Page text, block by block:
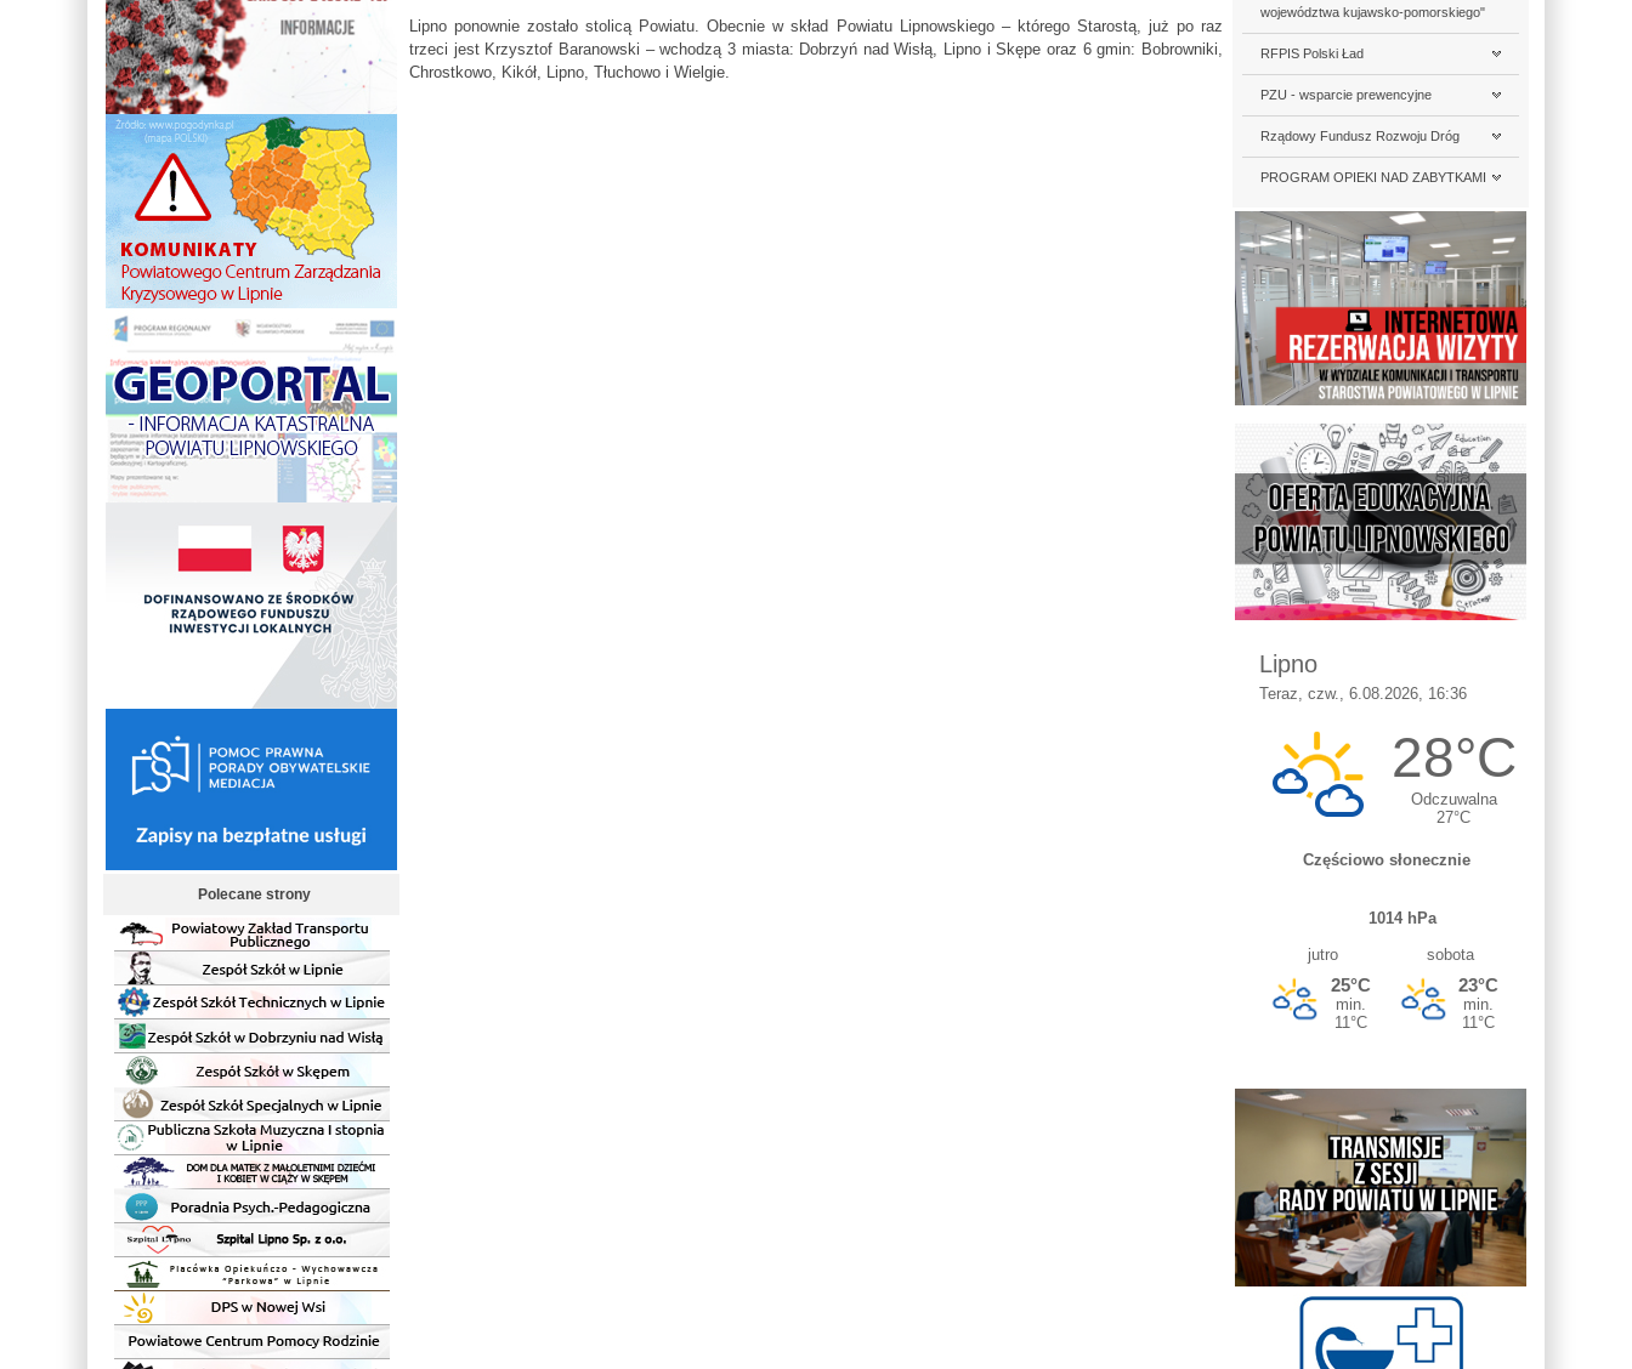
Polecane strony
Lipno ponownie zostało stolicą Powiatu. Obecnie w skład Powiatu Lipnowskiego – którego Starostą, już po raz
trzeci jest Krzysztof Baranowski – wchodzą 3 miasta: Dobrzyń nad Wisłą, Lipno i Skępe oraz 6 gmin: Bobrowniki,
Chrostkowo, Kikół, Lipno, Tłuchowo i Wielgie.
województwa kujawsko-pomorskiego"
RFPIS Polski Ład
PZU - wsparcie prewencyjne
Rządowy Fundusz Rozwoju Dróg
PROGRAM OPIEKI NAD ZABYTKAMI